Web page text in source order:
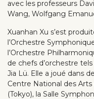
avec les professeurs
Wang, Wolfgang
Xuanhan Xu s’est
l’Orchestre
l’Orchestre
de chefs d’orchestre
Jia Lü. Elle a joué dans
Centre National des
(Tokyo), la Salle